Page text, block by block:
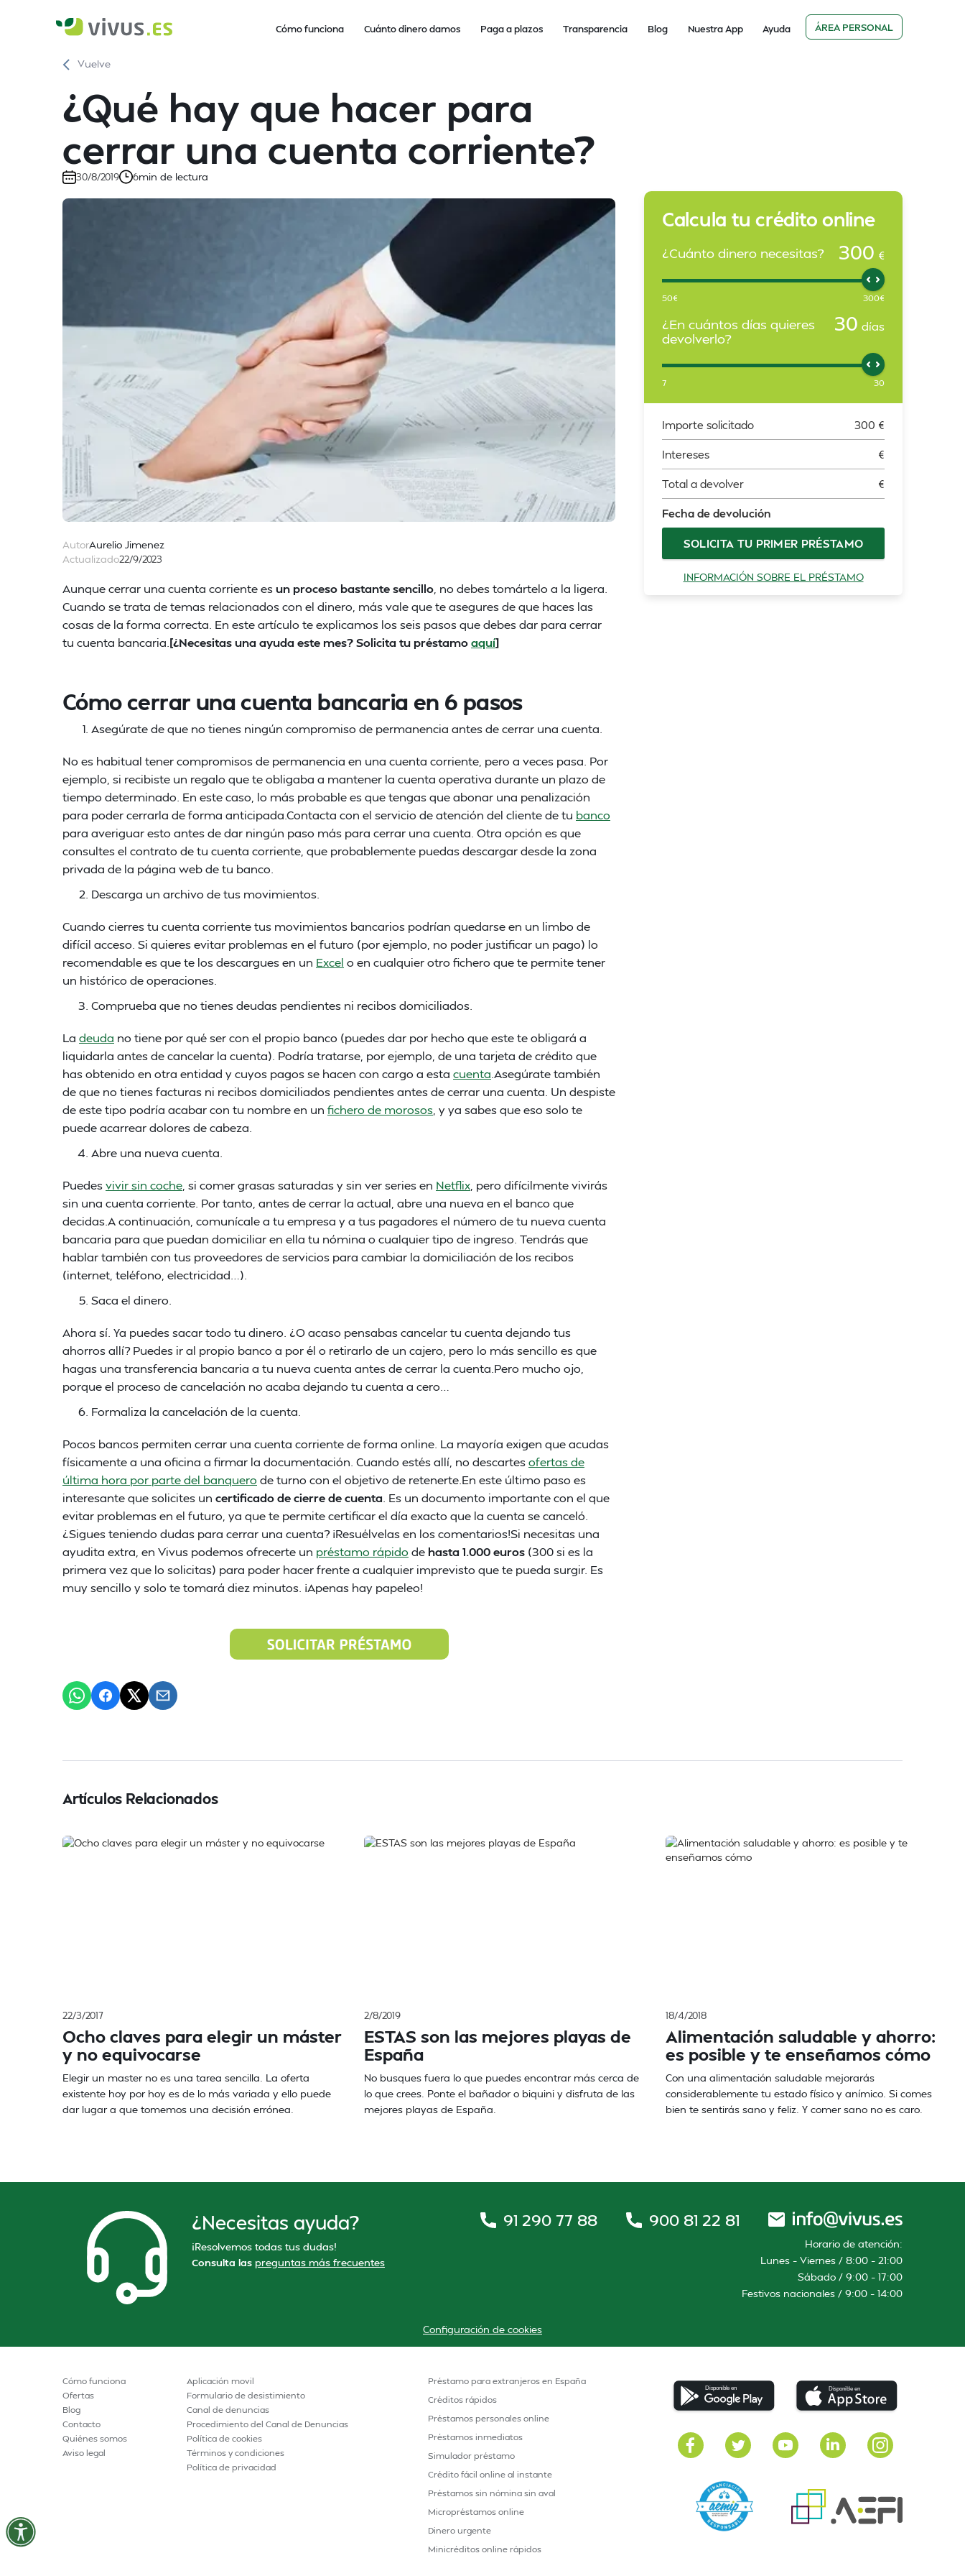
Cómo funciona Cuánto dinero damos Paga a plazos Transparencia Blog Nuestra App Ayuda ÁREA PERSONAL
Vuelve
¿Qué hay que hacer para
cerrar una cuenta corriente?
30/8/2019 6min de lectura
AutorAurelio Jimenez
Actualizado22/9/2023
Aunque cerrar una cuenta corriente esun proceso bastante sencillo , no debes tomártelo a la ligera.
Cuando se trata de temas relacionados con el dinero, más vale que te asegures de que haces las
cosas de la forma correcta. En este artículo te explicamos los seis pasos que debes dar para cerrar
tu cuenta bancaria. [¿Necesitas una ayuda este mes? Solicita tu préstamoaquí]
Cómo cerrar una cuenta bancaria en 6 pasos
Asegúrate de que no tienes ningún compromiso de permanencia antes de cerrar una cuenta.
No es habitual tener compromisos de permanencia en una cuenta corriente, pero a veces pasa. Por
ejemplo, si recibiste un regalo que te obligaba a mantener la cuenta operativa durante un plazo de
tiempo determinado. En este caso, lo más probable es que tengas que abonar una penalización
para poder cerrarla de forma anticipada.Contacta con el servicio de atención del cliente de tu banco
para averiguar esto antes de dar ningún paso más para cerrar una cuenta. Otra opción es que
consultes el contrato de tu cuenta corriente, que probablemente puedas descargar desde la zona
privada de la página web de tu banco.
Descarga un archivo de tus movimientos.
Cuando cierres tu cuenta corriente tus movimientos bancarios podrían quedarse en un limbo de
difícil acceso. Si quieres evitar problemas en el futuro (por ejemplo, no poder justificar un pago) lo
recomendable es que te los descargues en un Excel o en cualquier otro fichero que te permite tener
un histórico de operaciones.
Comprueba que no tienes deudas pendientes ni recibos domiciliados.
La deuda no tiene por qué ser con el propio banco (puedes dar por hecho que este te obligará a
liquidarla antes de cancelar la cuenta). Podría tratarse, por ejemplo, de una tarjeta de crédito que
has obtenido en otra entidad y cuyos pagos se hacen con cargo a esta cuenta .Asegúrate también
de que no tienes facturas ni recibos domiciliados pendientes antes de cerrar una cuenta. Un despiste
de este tipo podría acabar con tu nombre en un fichero de morosos , y ya sabes que eso solo te
puede acarrear dolores de cabeza.
Abre una nueva cuenta.
Puedesvivir sin coche , si comer grasas saturadas y sin ver series en Netflix , pero difícilmente vivirás
sin una cuenta corriente. Por tanto, antes de cerrar la actual, abre una nueva en el banco que
decidas.A continuación, comunícale a tu empresa y a tus pagadores el número de tu nueva cuenta
bancaria para que puedan domiciliar en ella tu nómina o cualquier tipo de ingreso. Tendrás que
hablar también con tus proveedores de servicios para cambiar la domiciliación de los recibos
(internet, teléfono, electricidad…).
Saca el dinero.
Ahora sí. Ya puedes sacar todo tu dinero. ¿O acaso pensabas cancelar tu cuenta dejando tus
ahorros allí? Puedes ir al propio banco a por él o retirarlo de un cajero, pero lo más sencillo es que
hagas una transferencia bancaria a tu nueva cuenta antes de cerrar la cuenta.Pero mucho ojo,
porque el proceso de cancelación no acaba dejando tu cuenta a cero…
Formaliza la cancelación de la cuenta.
Pocos bancos permiten cerrar una cuenta corriente de forma online. La mayoría exigen que acudas
físicamente a una oficina a firmar la documentación. Cuando estés allí, no descartesofertas de
última hora por parte del banquero de turno con el objetivo de retenerte.En este último paso es
interesante que solicites un certificado de cierre de cuenta . Es un documento importante con el que
evitar problemas en el futuro, ya que te permite certificar el día exacto que la cuenta se canceló.
¿Sigues teniendo dudas para cerrar una cuenta? ¡Resuélvelas en los comentarios!Si necesitas una
ayudita extra, en Vivus podemos ofrecerte un préstamo rápido de hasta 1.000 euros (300 si es la
primera vez que lo solicitas) para poder hacer frente a cualquier imprevisto que te pueda surgir. Es
muy sencillo y solo te tomará diez minutos. ¡Apenas hay papeleo!
Calcula tu crédito online
¿Cuánto dinero necesitas? 300 €
50€ 300€
¿En cuántos días quieres
devolverlo?
30 días
7 30
Importe solicitado 300 €
Intereses €
Total a devolver €
Fecha de devolución
SOLICITA TU PRIMER PRÉSTAMO
INFORMACIÓN SOBRE EL PRÉSTAMO
Artículos Relacionados
22/3/2017
Ocho claves para elegir un máster
y no equivocarse
Elegir un master no es una tarea sencilla. La oferta
existente hoy por hoy es de lo más variada y ello puede
dar lugar a que tomemos una decisión errónea.
2/8/2019
ESTAS son las mejores playas de
España
No busques fuera lo que puedes encontrar más cerca de
lo que crees. Ponte el bañador o biquini y disfruta de las
mejores playas de España.
18/4/2018
Alimentación saludable y ahorro:
es posible y te enseñamos cómo
Con una alimentación saludable mejorarás
considerablemente tu estado físico y anímico. Si comes
bien te sentirás sano y feliz. Y comer sano no es caro.
¿Necesitas ayuda?
¡Resolvemos todas tus dudas!
Consulta las preguntas más frecuentes
91 290 77 88 900 81 22 81
Horario de atención:
Lunes – Viernes / 8:00 – 21:00
Sábado / 9:00 – 17:00
Festivos nacionales / 9:00 – 14:00
Configuración de cookies
Cómo funciona
Ofertas
Blog
Contacto
Quiénes somos
Aviso legal
Aplicación movil
Formulario de desistimiento
Canal de denuncias
Procedimiento del Canal de Denuncias
Política de cookies
Términos y condiciones
Política de privacidad
Préstamo para extranjeros en España
Créditos rápidos
Préstamos personales online
Préstamos inmediatos
Simulador préstamo
Crédito fácil online al instante
Préstamos sin nómina sin aval
Micropréstamos online
Dinero urgente
Minicréditos online rápidos